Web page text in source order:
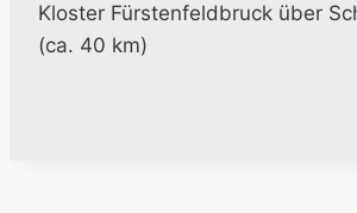
Kloster Fürstenfeldbruck über
(ca. 40 km)